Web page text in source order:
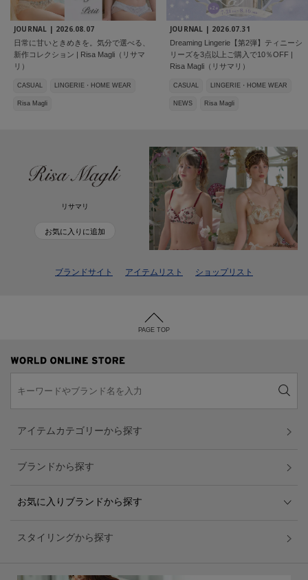
JOURNAL | 2026.08.07
日常に甘いときめきを。気分で選べる、
新作コレクション | Risa Magli（リサマ
リ）
CASUAL LINGERIE・HOME WEAR
Risa Magli
JOURNAL | 2026.07.31
Dreaming Lingerie【第2弾】ティニーシ
リーズを3点以上ご購入で10％OFF |
Risa Magli（リサマリ）
CASUAL LINGERIE・HOME WEAR
NEWS Risa Magli
リサマリ
お気に入りに追加
ブランドサイト アイテムリスト ショップリスト
PAGE TOP
アイテムカテゴリーから探す
ブランドから探す
お気に入りブランドから探す
スタイリングから探す